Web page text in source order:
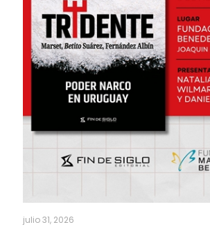
julio 31, 2026